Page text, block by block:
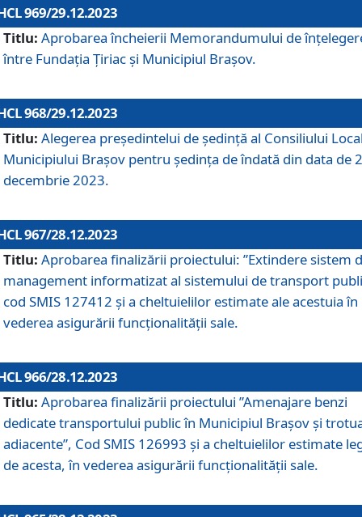
969/29.12.2023
Titlu: Aprobarea încheierii Memorandumului de
între Fundația Țiriac și Municipiul Brașov.
968/29.12.2023
Titlu: Alegerea preşedintelui de şedinţă al Consiliului
Municipiului Braşov pentru ședința de îndată din data de
decembrie 2023.
967/28.12.2023
Titlu: Aprobarea finalizării proiectului: ”Extindere sistem
management informatizat al sistemului de transport
cod SMIS 127412 și a cheltuielilor estimate ale acestuia în
vederea asigurării funcționalității sale.
966/28.12.2023
Titlu: Aprobarea finalizării proiectului ”Amenajare benzi
dedicate transportului public în Municipiul Brașov şi
adiacente”, Cod SMIS 126993 și a cheltuielilor estimate
de acesta, în vederea asigurării funcționalității sale.